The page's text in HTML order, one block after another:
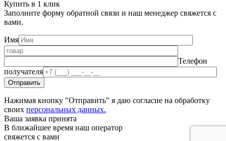
Купить в 1 клик
Заполните форму обратной связи и наш менеджер свяжется с
вами.
Имя
Телефон
получателя
Нажимая кнопку "Отправить" я даю согласие на обработку
своих персональных данных.
Ваша заявка принята
В ближайшее время наш оператор
свяжется с вами